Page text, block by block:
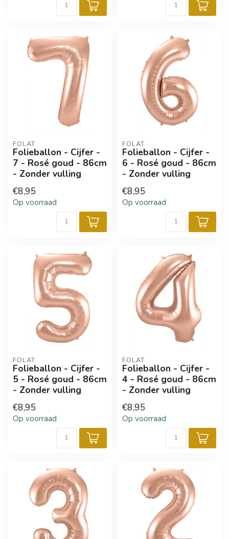
FOLAT
Folieballon - Cijfer -
7 - Rosé goud - 86cm
- Zonder vulling
€8,95
Op voorraad
FOLAT
Folieballon - Cijfer -
6 - Rosé goud - 86cm
- Zonder vulling
€8,95
Op voorraad
FOLAT
Folieballon - Cijfer -
5 - Rosé goud - 86cm
- Zonder vulling
€8,95
Op voorraad
FOLAT
Folieballon - Cijfer -
4 - Rosé goud - 86cm
- Zonder vulling
€8,95
Op voorraad